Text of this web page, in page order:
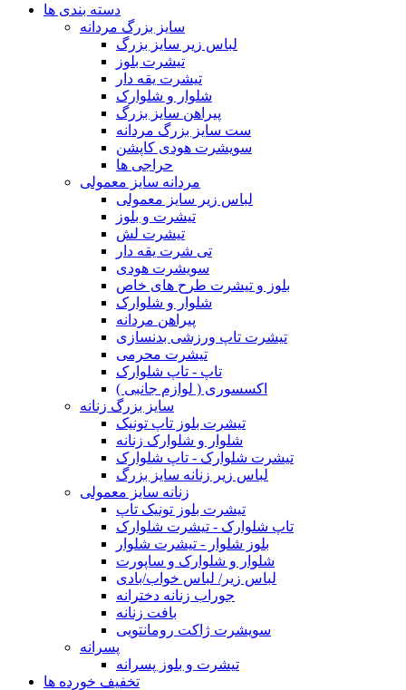
دسته بندی ها
سایز بزرگ مردانه
لباس زیر سایز بزرگ
تیشرت بلوز
تیشرت یقه دار
شلوار و شلوارک
پیراهن سایز بزرگ
ست سایز بزرگ مردانه
سویشرت هودی کاپشن
حراجی ها
مردانه سایز معمولی
لباس زیر سایز معمولی
تیشرت و بلوز
تیشرت لش
تی شرت یقه دار
سویشرت هودی
بلوز و تیشرت طرح های خاص
شلوار و شلوارک
پیراهن مردانه
تیشرت تاپ ورزشی بدنسازی
تیشرت محرمی
تاپ - تاپ شلوارک
اکسسوری ( لوازم جانبی )
سایز بزرگ زنانه
تیشرت بلوز تاپ تونیک
شلوار و شلوارک زنانه
تیشرت شلوارک - تاپ شلوارک
لباس زیر زنانه سایز بزرگ
زنانه سایز معمولی
تیشرت بلوز تونیک تاپ
تاپ شلوارک - تیشرت شلوارک
بلوز شلوار - تیشرت شلوار
شلوار و شلوارک و ساپورت
لباس زیر/ لباس خواب/بادی
جوراب زنانه دخترانه
بافت زنانه
سویشرت ژاکت رومانتویی
پسرانه
تیشرت و بلوز پسرانه
تخفیف خورده ها